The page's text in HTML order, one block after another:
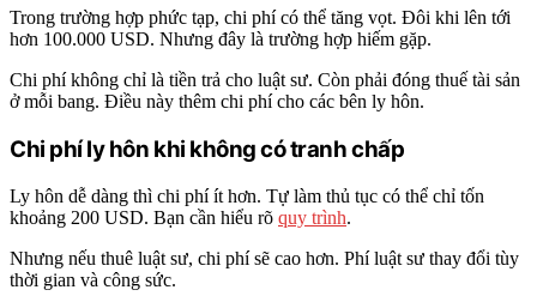
Trong trường hợp phức tạp, chi phí có thể tăng vọt. Đôi khi lên tới
hơn 100.000 USD. Nhưng đây là trường hợp hiếm gặp.
Chi phí không chỉ là tiền trả cho luật sư. Còn phải đóng thuế tài sản
ở mỗi bang. Điều này thêm chi phí cho các bên ly hôn.
Chi phí ly hôn khi không có tranh chấp
Ly hôn dễ dàng thì chi phí ít hơn. Tự làm thủ tục có thể chỉ tốn
khoảng 200 USD. Bạn cần hiểu rõ quy trình.
Nhưng nếu thuê luật sư, chi phí sẽ cao hơn. Phí luật sư thay đổi tùy
thời gian và công sức.